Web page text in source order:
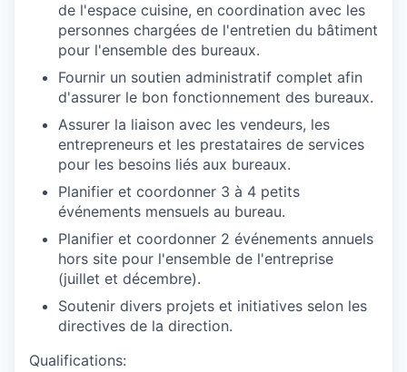
de l'espace cuisine, en coordination avec les
personnes chargées de l'entretien du bâtiment
pour l'ensemble des bureaux.
Fournir un soutien administratif complet afin
d'assurer le bon fonctionnement des bureaux.
Assurer la liaison avec les vendeurs, les
entrepreneurs et les prestataires de services
pour les besoins liés aux bureaux.
Planifier et coordonner 3 à 4 petits
événements mensuels au bureau.
Planifier et coordonner 2 événements annuels
hors site pour l'ensemble de l'entreprise
(juillet et décembre).
Soutenir divers projets et initiatives selon les
directives de la direction.
Qualifications: